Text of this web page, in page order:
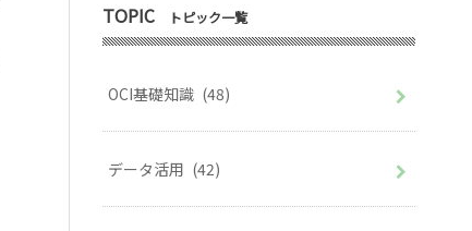
TOPIC トピック一覧
OCI基礎知識 (48)
データ活用 (42)